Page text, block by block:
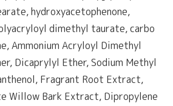
hydroxyacetophenone,
dimethyl taurate, carbo
Ammonium Acryloyl Dimethyl
Dicaprylyl Ether, Sodium Methyl
Fragrant Root Extract,
Willow Bark Extract, Dipropylene